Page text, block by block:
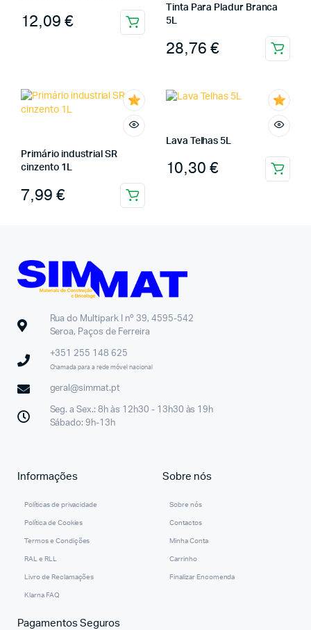
12,09 €
Tinta Para Pladur Branca
5L
28,76 €
Primário industrial SR
cinzento 1L
7,99 €
Lava Telhas 5L
10,30 €
Rua do Multipark I nº 39, 4595-542
Seroa, Paços de Ferreira
+351 255 148 625
Chamada para a rede móvel nacional
geral@simmat.pt
Seg. a Sex.: 8h às 12h30 - 13h30 às 19h
Sábado: 9h-13h
Informações
Políticas de privacidade
Política de Cookies
Termos e Condições
RAL e RLL
Livro de Reclamações
Klarna FAQ
Sobre nós
Sobre nós
Contactos
Minha Conta
Carrinho
Finalizar Encomenda
Pagamentos Seguros